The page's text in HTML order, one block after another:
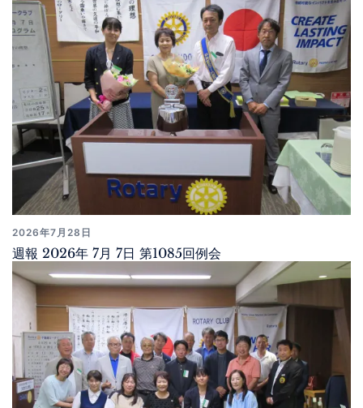
2026年7月28日
週報 2026年 7月 7日 第1085回例会